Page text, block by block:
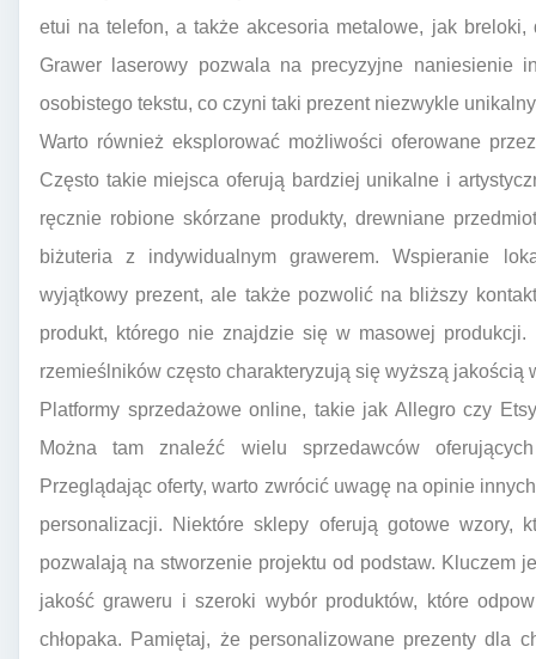
etui na telefon, a także akcesoria metalowe, jak breloki,
Grawer laserowy pozwala na precyzyjne naniesienie
osobistego tekstu, co czyni taki prezent niezwykle
Warto również eksplorować możliwości oferowane
Często takie miejsca oferują bardziej unikalne i
ręcznie robione skórzane produkty, drewniane
biżuteria z indywidualnym grawerem. Wspieranie
wyjątkowy prezent, ale także pozwolić na bliższy
produkt, którego nie znajdzie się w masowej produkcji.
rzemieślników często charakteryzują się wyższą jakością
Platformy sprzedażowe online, takie jak Allegro czy
Można tam znaleźć wielu sprzedawców
Przeglądając oferty, warto zwrócić uwagę na opinie
personalizacji. Niektóre sklepy oferują gotowe wzory,
pozwalają na stworzenie projektu od podstaw. Kluczem
jakość graweru i szeroki wybór produktów, które
chłopaka. Pamiętaj, że personalizowane prezenty dla